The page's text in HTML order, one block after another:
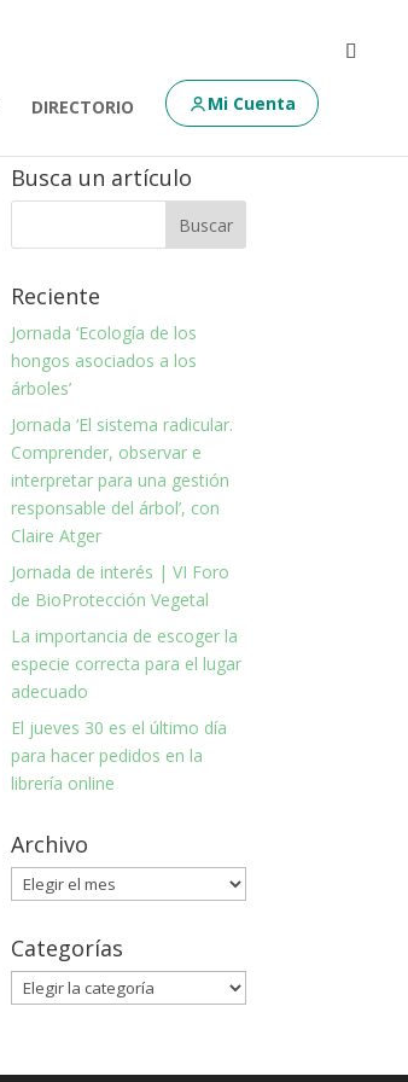
DIRECTORIO Mi Cuenta
Busca un artículo
Reciente
Jornada ‘Ecología de los
hongos asociados a los
árboles’
Jornada ‘El sistema radicular.
Comprender, observar e
interpretar para una gestión
responsable del árbol’, con
Claire Atger
Jornada de interés | VI Foro
de BioProtección Vegetal
La importancia de escoger la
especie correcta para el lugar
adecuado
El jueves 30 es el último día
para hacer pedidos en la
librería online
Archivo
Archivo
Categorías
Categorías